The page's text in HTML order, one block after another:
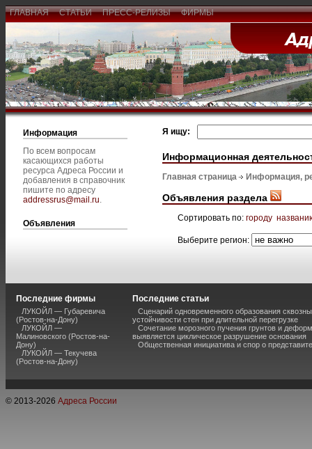
ГЛАВНАЯ СТАТЬИ ПРЕСС-РЕЛИЗЫ ФИРМЫ
Информация
По всем вопросам
касающихся работы
ресурса Адреса России и
добавления в справочник
пишите по адресу
addressrus@mail.ru.
Объявления
Я ищу:
Информационная
Главная страница Информация,
Объявления раздела
Сортировать по: городу
Выберите регион:
Последние фирмы
ЛУКОЙЛ — Губаревича
(Ростов-на-Дону)
ЛУКОЙЛ —
Малиновского (Ростов-на-
Дону)
ЛУКОЙЛ — Текучева
(Ростов-на-Дону)
Последние статьи
Сценарий одновременного образования
устойчивости стен при длительной перегрузке
Сочетание морозного пучения грунтов и
выявляется циклическое разрушение основания
Общественная инициатива и спор о
© 2013-2026 Адреса России